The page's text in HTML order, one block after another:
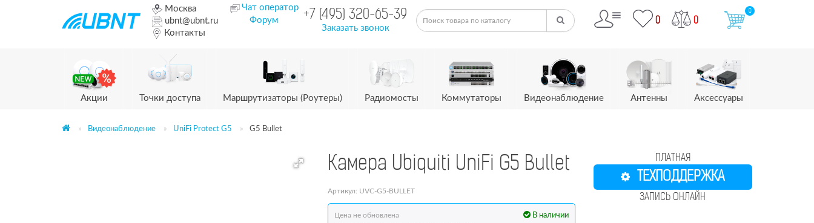
Москва
ubnt@ubnt.ru
Контакты
Чат оператор
Форум
+7 (495) 320-65-39
Заказать звонок
0 0
0
Акции Точки доступа Маршрутизаторы (Роутеры) Радиомосты Коммутаторы Видеонаблюдение Антенны Аксессуары
Видеонаблюдение UniFi Protect G5 G5 Bullet
Камера Ubiquiti UniFi G5 Bullet
Артикул: UVC-G5-BULLET
В наличии
Цена не обновлена
ПЛАТНАЯ
ТЕХПОДДЕРЖКА
ЗАПИСЬ ОНЛАЙН